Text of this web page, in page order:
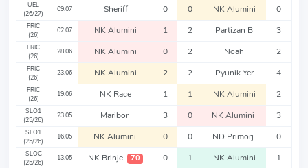
UEL
(26/27)
09.07 Sheriff 0 0 NK Alumini 0
FRIC
(26)
02.07 NK Alumini 1 2 Partizan B 3
FRIC
(26)
28.06 NK Alumini 0 2 Noah 2
FRIC
(26)
23.06 NK Alumini 2 2 Pyunik Yer 4
FRIC
(26)
19.06 NK Race 1 1 NK Alumini 2
SLO1
(25/26)
23.05 Maribor 3 0 NK Alumini 3
SLO1
(25/26)
16.05 NK Alumini 0 0 ND Primorj 0
SLOC
(25/26)
13.05 NK Brinje 70 0 1 NK Alumini 1